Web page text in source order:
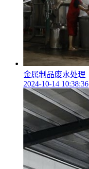
金属制品废水处理
2024-10-14 10:38:36